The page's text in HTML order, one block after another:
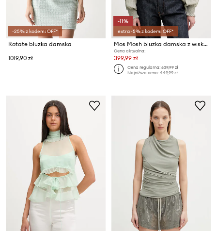
-25% z kodem: OFF*
Rotate bluzka damska
1019,90 zł
-11%
extra -5% z kodem: OFF*
Mos Mosh bluzka damska z wiskozy
Cena aktualna:
399,99 zł
Cena regularna:639,99 zł
Najniższa cena:449,99 zł